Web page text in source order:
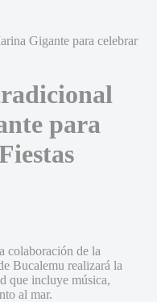
para
colaboración de la
Bucalemu realizará la
que incluye música,
al mar.